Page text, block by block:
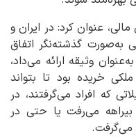
عنوان کرد: در ایران و
به‌صورت گذشته‌نگر اتفاق
وثیقه ارائه می‌داد،
خریده بود تا بتواند
که افراد می‌گرفتند، در
می‌رفت یا حتی در
می‌گرفت.